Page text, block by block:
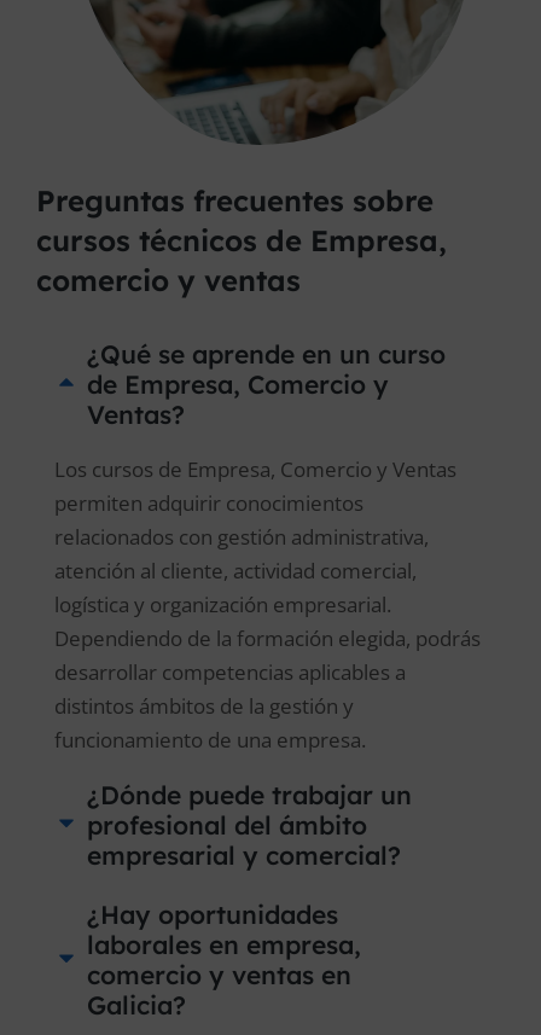
Preguntas frecuentes sobre
cursos técnicos de Empresa,
comercio y ventas
¿Qué se aprende en un curso
de Empresa, Comercio y
Ventas?
Los cursos de Empresa, Comercio y Ventas
permiten adquirir conocimientos
relacionados con gestión administrativa,
atención al cliente, actividad comercial,
logística y organización empresarial.
Dependiendo de la formación elegida, podrás
desarrollar competencias aplicables a
distintos ámbitos de la gestión y
funcionamiento de una empresa.
¿Dónde puede trabajar un
profesional del ámbito
empresarial y comercial?
¿Hay oportunidades
laborales en empresa,
comercio y ventas en
Galicia?